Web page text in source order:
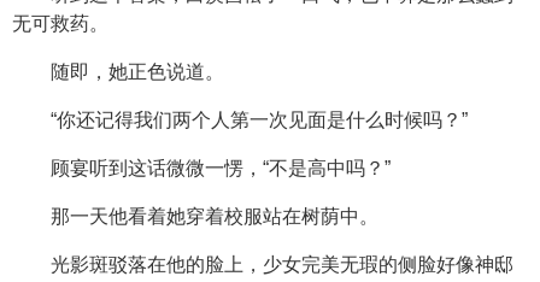
无可救药。
随即，她正色说道。
“你还记得我们两个人第一次见面是什么时候吗？”
顾宴听到这话微微一愣，“不是高中吗？”
那一天他看着她穿着校服站在树荫中。
光影斑驳落在他的脸上，少女完美无瑕的侧脸好像神邸